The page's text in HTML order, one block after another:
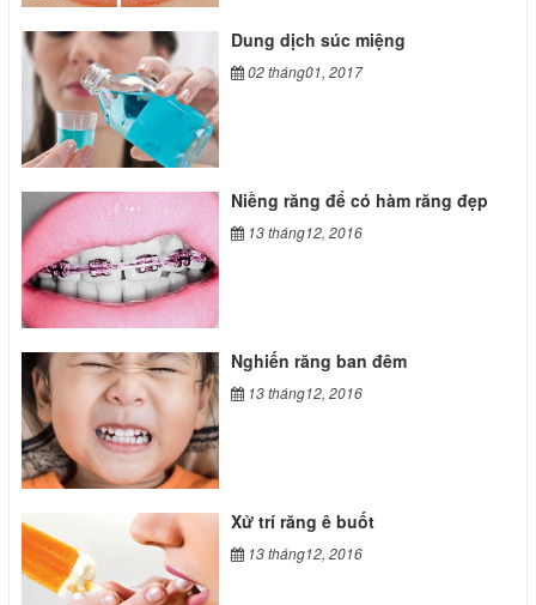
Dung dịch súc miệng
02 tháng01, 2017
Niềng răng để có hàm răng đẹp
13 tháng12, 2016
Nghiến răng ban đêm
13 tháng12, 2016
Xử trí răng ê buốt
13 tháng12, 2016